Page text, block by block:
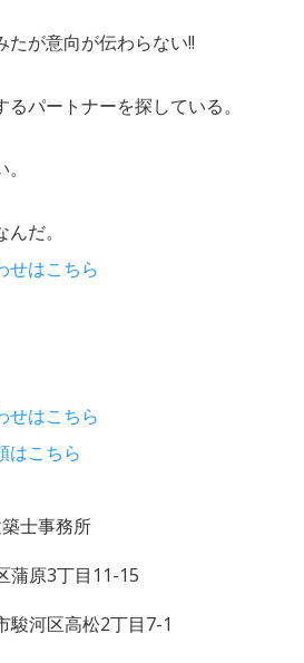
たが意向が伝わらない!!
パートナーを探している。
だ。
せはこちら
せはこちら
はこちら
士事務所
蒲原3丁目11-15
駿河区高松2丁目7-1